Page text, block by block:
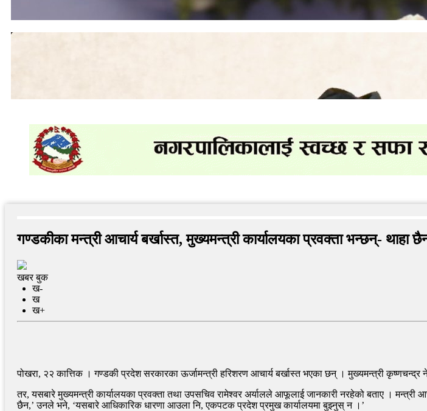
विपद् पीडितका लागि सबै सांसदले ५०/५० हजार जम्मा गरेर कोष बनाउन हर्कराज राईको प्रस्ताव
गण्डकीका मन्त्री आचार्य बर्खास्त, मुख्यमन्त्री कार्यालयका प्रवक्ता भन्छन्- थाहा
खबर बुक
ख-
ख
ख+
पोखरा, २२ कात्तिक । गण्डकी प्रदेश सरकारका ऊर्जामन्त्री हरिशरण आचार्य बर्खास्त भएका छन् । मुख्यमन्त्री
तर, यसबारे मुख्यमन्त्री कार्यालयका प्रवक्ता तथा उपसचिव रामेश्वर अर्यालले आफूलाई जानकारी नरहेको बताए । मन्त्री
छैन,’ उनले भने, ‘यसबारे आधिकारिक धारणा आउला नि, एकपटक प्रदेश प्रमुख कार्यालयमा बुझ्नुस् न ।’